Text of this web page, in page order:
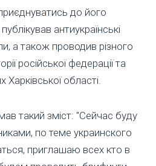
до його
антиукраїнські
а також проводив різного
російської федерації та
Харківської області.
такий зміст: "Сейчас буду
по теме украинского
приглашаю всех кто в